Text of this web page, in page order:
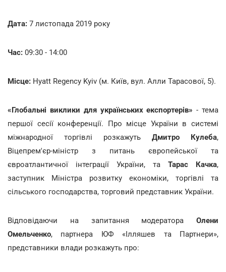
Дата: 7 листопада 2019 року
Час: 09:30 - 14:00
Місце: Hyatt Regency Kyiv (м. Київ, вул. Алли Тарасової, 5).
«Глобальні виклики для українських експортерів» - тема
першої сесії конференції. Про місце України в системі
міжнародної торгівлі розкажуть Дмитро Кулеба,
Віцепрем'єр-міністр з питань європейської та
євроатлантичної інтеграції України, та Тарас Качка,
заступник Міністра розвитку економіки, торгівлі та
сільського господарства, торговий представник України.
Відповідаючи на запитання модератора Олени
Омельченко, партнера ЮФ «Ілляшев та Партнери»,
представники влади розкажуть про: